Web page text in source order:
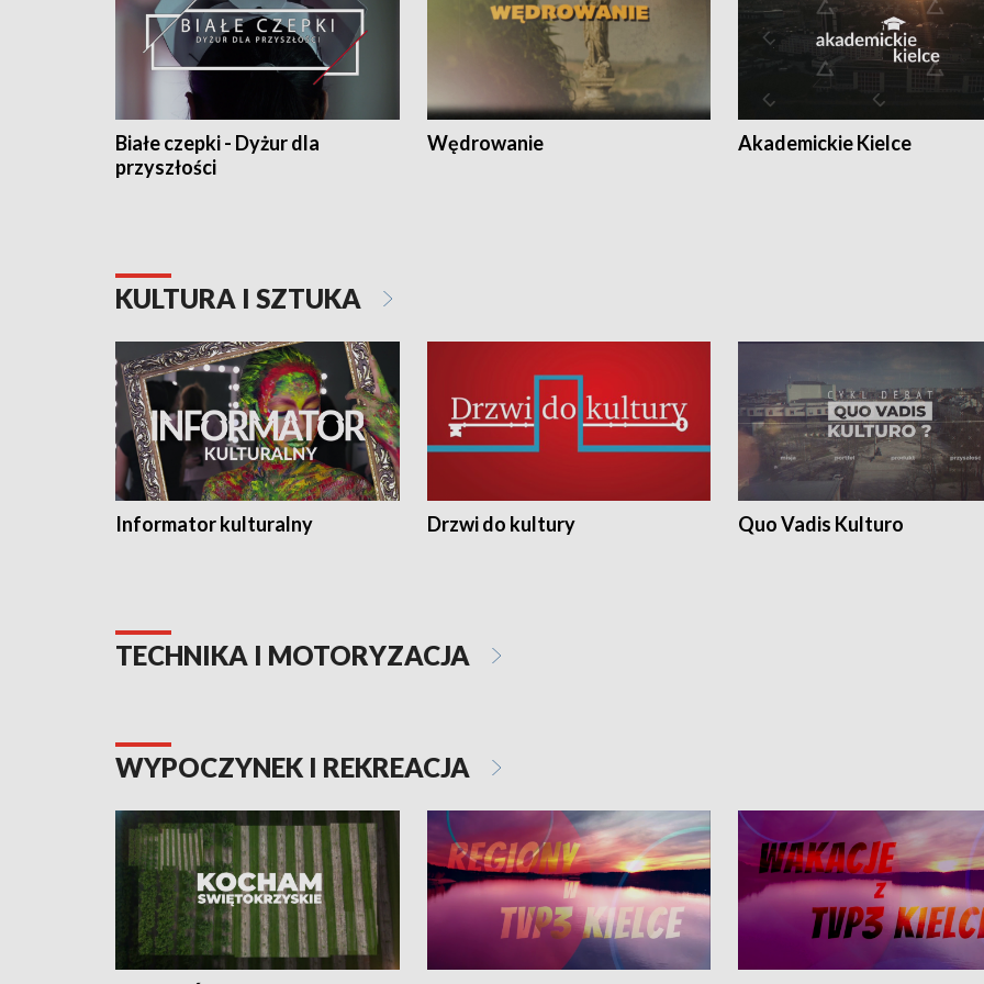
Białe czepki - Dyżur dla
przyszłości
Wędrowanie Akademickie Kielce
KULTURA I SZTUKA
Informator kulturalny Drzwi do kultury Quo Vadis Kulturo
TECHNIKA I MOTORYZACJA
WYPOCZYNEK I REKREACJA